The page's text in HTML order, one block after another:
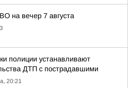
на вечер 7 августа
полиции устанавливают
ДТП с пострадавшими
20:21